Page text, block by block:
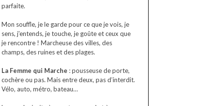
mais en terrain plat. Je ne suis pas une femme
Mon souffle, je le garde pour ce que je vois, je
sens, j’entends, je touche, je goûte et ceux que
je rencontre ! Marcheuse des villes, des
La Femme qui Marche: pousseuse de porte,
cochère ou pas. Mais entre deux, pas d’interdit.